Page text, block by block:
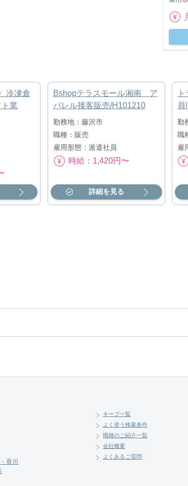
冷凍倉
業
Bshopテラスモール湘南 ア
パレル接客販売/H101210
勤務地：藤沢市
職種：販売
雇用形態：派遣社員
時給：1,420円〜
詳細を見る
勤
職
雇
ぜひチェックしてみてください。
香川
キープ一覧
よく使う検索条件
職種のご紹介一覧
会社概要
よくあるご質問